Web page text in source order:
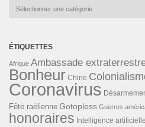
Catégories
ÉTIQUETTES
Afrique Ambassade
Bonheur Chine
Coronavirus
Fête raélienne Gotopless Guerres
honoraires Intelligence artificielle